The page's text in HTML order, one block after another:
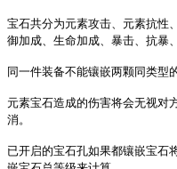
宝石共分为元素攻击、元素抗性
御加成、生命加成、暴击、抗暴
同一件装备不能镶嵌两颗同类型
元素宝石造成的伤害将会无视对
消。
已开启的宝石孔如果都镶嵌宝石